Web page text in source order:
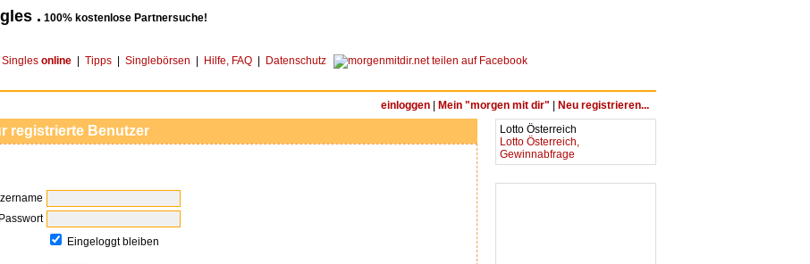
. 100% kostenlose Partnersuche!
Singles online Tipps Singlebörsen Hilfe, FAQ Datenschutz
einloggen Mein "morgen mit dir"
Neu registrieren...
registrierte Benutzer
Passwort
Eingeloggt bleiben
Lotto Österreich
Lotto Österreich,
Gewinnabfrage